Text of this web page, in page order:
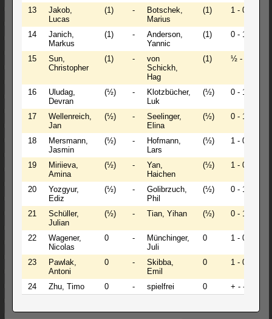
13
Jakob,
Lucas
(1) -
Botschek,
Marius
(1) 1 - 0
14
Janich,
Markus
(1) -
Anderson,
Yannic
(1) 0 - 1
15
Sun,
Christopher
(1) -
von
Schickh,
Hag
(1) ½ - ½
16
Uludag,
Devran
(½) -
Klotzbücher,
Luk
(½) 0 - 1
17
Wellenreich,
Jan
(½) -
Seelinger,
Elina
(½) 0 - 1
18
Mersmann,
Jasmin
(½) -
Hofmann,
Lars
(½) 1 - 0
19
Miriieva,
Amina
(½) -
Yan,
Haichen
(½) 1 - 0
20
Yozgyur,
Ediz
(½) -
Golibrzuch,
Phil
(½) 0 - 1
21
Schüller,
Julian
(½) - Tian, Yihan (½) 0 - 1
22
Wagener,
Nicolas
0 -
Münchinger,
Juli
0 1 - 0
23
Pawlak,
Antoni
0 -
Skibba,
Emil
0 1 - 0
24 Zhu, Timo 0 - spielfrei 0 + - -